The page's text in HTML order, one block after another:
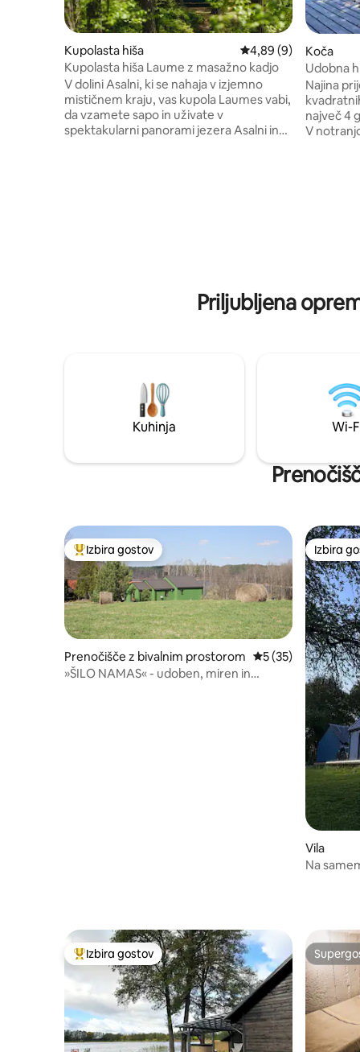
Kupolasta hiša Povprečna ocena:
4,89 (9)
Kupolasta hiša Laume z masažno kadjo
V dolini Asalni, ki se nahaja v izjemno
mističnem kraju, vas kupola Laumes vabi,
da vzamete sapo in uživate v
spektakularni panorami jezera Asalni in
Koča
Udobna
Najina
največ 4
V
Priljubljena
Kuhinja Wi-
Najbolj priljubljena prenočišča z značko »Izbira gostov«
Izbira gostov
Prenočišče z bivalnim prostorom Povprečna ocena:
5 (35)
»ŠILO NAMAS« - udoben, miren in
Izbira
Izbira
Vila
Na
Najbolj priljubljena prenočišča z značko »Izbira gostov«
Izbira gostov